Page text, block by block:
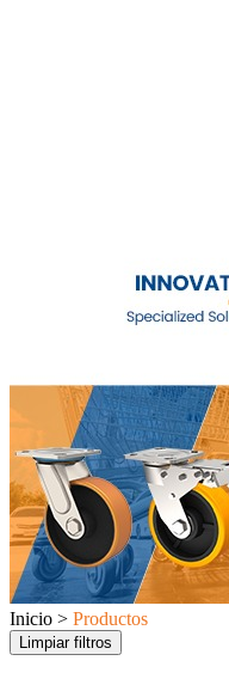
Inicio > Productos
Limpiar filtros